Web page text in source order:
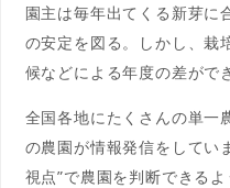
園主は毎年出てくる新芽に
の安定を図る。しかし、栽
候などによる年度の差がで
全国各地にたくさんの単一
の農園が情報発信をしてい
視点”で農園を判断できるよ